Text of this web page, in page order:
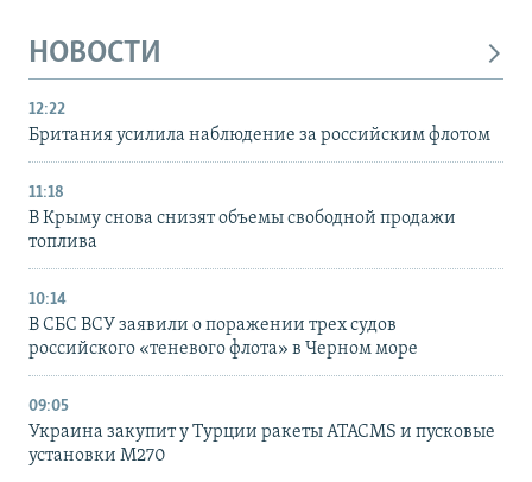
НОВОСТИ
12:22
Британия усилила наблюдение за российским флотом
11:18
В Крыму снова снизят объемы свободной продажи
топлива
10:14
В СБС ВСУ заявили о поражении трех судов
российского «теневого флота» в Черном море
09:05
Украина закупит у Турции ракеты ATACMS и пусковые
установки M270